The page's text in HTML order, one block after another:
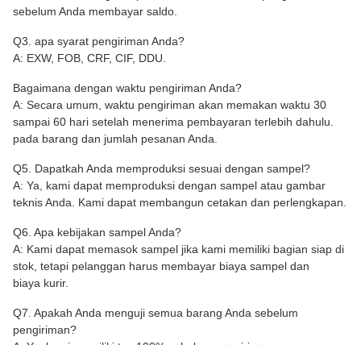
sebelum Anda membayar saldo.
Q3. apa syarat pengiriman Anda?
A: EXW, FOB, CRF, CIF, DDU.
Bagaimana dengan waktu pengiriman Anda?
A: Secara umum, waktu pengiriman akan memakan waktu 30
sampai 60 hari setelah menerima pembayaran terlebih dahulu.
pada barang dan jumlah pesanan Anda.
Q5. Dapatkah Anda memproduksi sesuai dengan sampel?
A: Ya, kami dapat memproduksi dengan sampel atau gambar
teknis Anda. Kami dapat membangun cetakan dan perlengkapan.
Q6. Apa kebijakan sampel Anda?
A: Kami dapat memasok sampel jika kami memiliki bagian siap di
stok, tetapi pelanggan harus membayar biaya sampel dan
biaya kurir.
Q7. Apakah Anda menguji semua barang Anda sebelum
pengiriman?